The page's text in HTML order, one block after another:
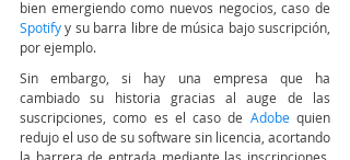
Spotify y su barra libre de música bajo suscripción,
por ejemplo.
Sin embargo, si hay una empresa que ha
cambiado su historia gracias al auge de las
suscripciones, como es el caso de Adobe quien
redujo el uso de su software sin licencia, acortando